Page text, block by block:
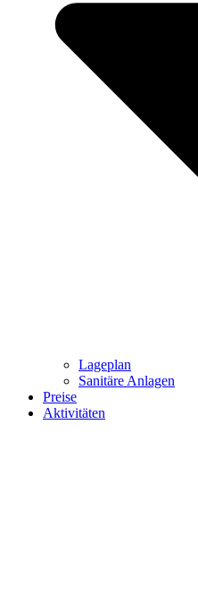
Lageplan
Sanitäre Anlagen
Preise
Aktivitäten